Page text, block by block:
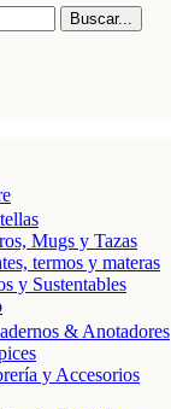
Buscar...
Mugs y Tazas
termos y materas
y Sustentables
& Anotadores
y Accesorios